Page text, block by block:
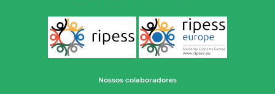
Nossos colaboradores